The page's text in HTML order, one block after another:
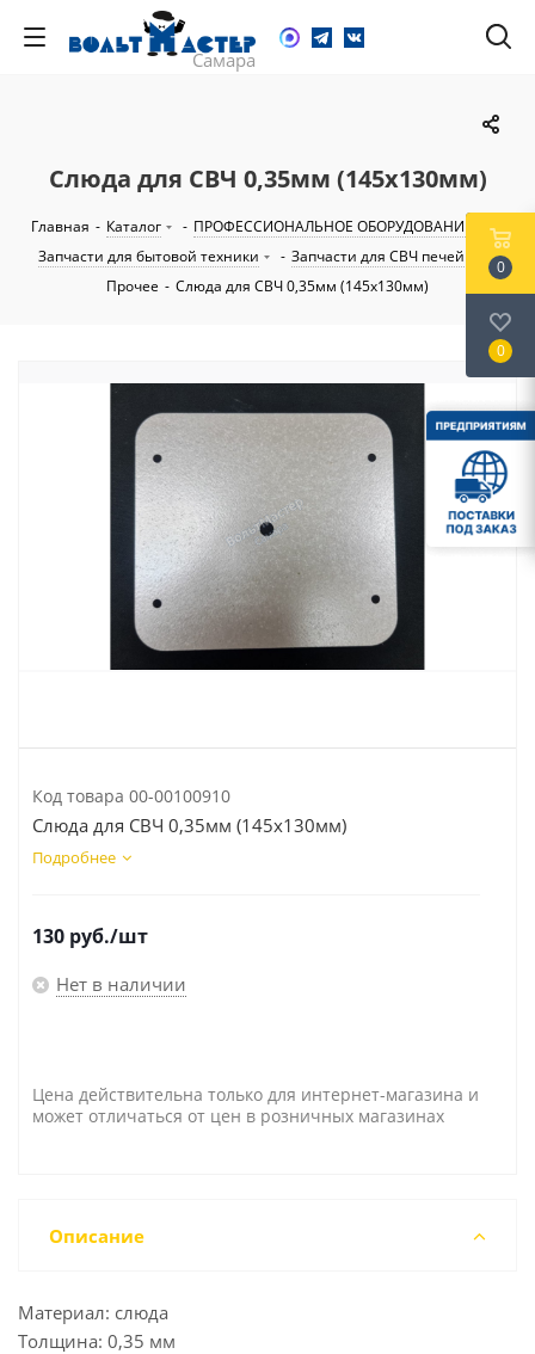
Слюда для СВЧ 0,35мм (145х130мм)
Главная - Каталог - ПРОФЕССИОНАЛЬНОЕ ОБОРУДОВАНИЕ
-
Запчасти для бытовой техники
- Запчасти для СВЧ печей
-
Прочее - Слюда для СВЧ 0,35мм (145х130мм)
Код товара 00-00100910
Слюда для СВЧ 0,35мм (145х130мм)
Подробнее
130 руб./шт
Нет в наличии
Цена действительна только для интернет-магазина и
может отличаться от цен в розничных магазинах
Описание
Материал: слюда
Толщина: 0,35 мм
0
0